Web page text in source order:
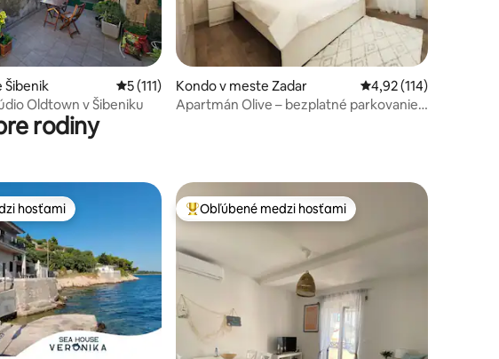
5, počet hodnotení: 131
Šibenik Priemerné ohodnotenie 5 z 5, počet hodnotení: 111
5 (111)
Oldtown v Šibeniku
Kondo v meste Zadar Priemerné
4,92 (114)
Apartmán Olive – bezplatné parkovanie,
rodiny
hosťami
hosťami Najobľúbenejšie medzi hosťami
Obľúbené medzi hosťami